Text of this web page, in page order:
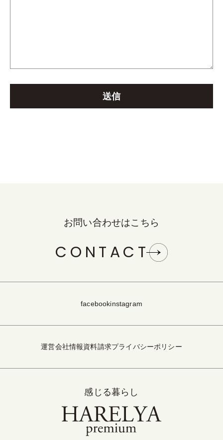
お問い合わせはこちら
CONTACT
facebookinstagram
運営会社情報資料請求プライバシーポリシー
感じる暮らし